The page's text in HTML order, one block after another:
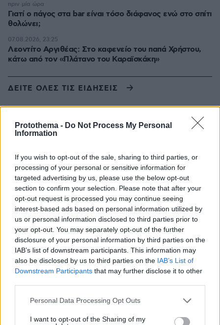
Protothema - Do Not Process My Personal
Information
If you wish to opt-out of the sale, sharing to third parties, or
processing of your personal or sensitive information for
targeted advertising by us, please use the below opt-out
section to confirm your selection. Please note that after your
opt-out request is processed you may continue seeing
interest-based ads based on personal information utilized by
us or personal information disclosed to third parties prior to
your opt-out. You may separately opt-out of the further
disclosure of your personal information by third parties on the
IAB’s list of downstream participants. This information may
also be disclosed by us to third parties on the IAB’s List of
Downstream Participants that may further disclose it to other
Please note that this website/app uses one or more Google
not limited to your visit or usage behaviour. You may click to
Personal Data Processing Opt Outs
I want to opt-out of the Sharing of my
Γιατί ο πάγος στα bar είναι τόσο διάφανος ενώ στο σπίτι
θολώνει;
πριν μία ώρα
Λεοντίτο Αργιθέας: Στο καφενείο του παπά Χρήστου,
κάτω από τον «Πλάτανο του Καραϊσκάκη»
07.08.2026, 23:25
ΔΕΙΤΕ ΟΛΕΣ ΤΙΣ ΕΙΔΗΣΕΙΣ
ΤΑ ΠΙΟ ΔΗΜΟΦΙΛΗ